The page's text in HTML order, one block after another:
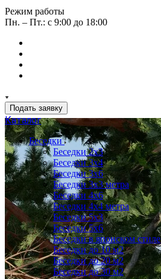
Режим работы
Пн. – Пт.: с 9:00 до 18:00
Подать заявку
Каталог
Беседки
Беседки 2x3
Беседки 3x4
Беседки 3x6
Беседки 3х3 метра
Беседки 4x6
Беседки 4х4 метра
Беседки 5x3
Беседки 5x6
Беседки в японском стиле
Беседки до 10 м2
Беседки до 20 м2
Беседки до 30 м2